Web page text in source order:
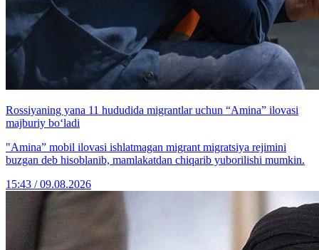
Rossiyaning yana 11 hududida migrantlar uchun “Amina” ilovasi
majburiy bo‘ladi
"Amina” mobil ilovasi ishlatmagan migrant migratsiya rejimini
buzgan deb hisoblanib, mamlakatdan chiqarib yuborilishi mumkin.
15:43 / 09.08.2026